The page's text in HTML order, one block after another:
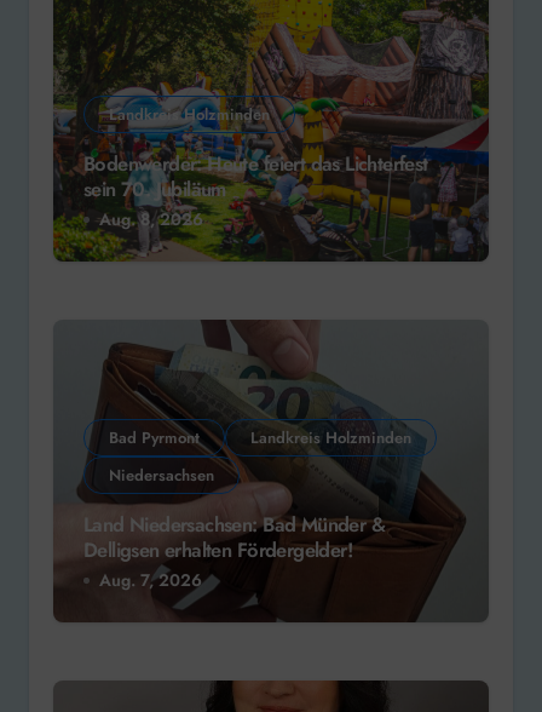
Landkreis Holzminden
Bodenwerder: Heute feiert das Lichterfest
sein 70. Jubiläum
Aug. 8, 2026
Bad Pyrmont
Landkreis Holzminden
Niedersachsen
Land Niedersachsen: Bad Münder &
Delligsen erhalten Fördergelder!
Aug. 7, 2026